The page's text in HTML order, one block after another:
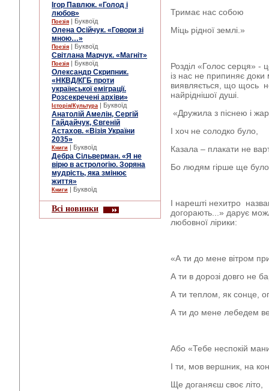
Ігор Павлюк. «Голод і
любов»
Поезія | Буквоїд
Олена Осійчук. «Говори зі
мною…»
Поезія | Буквоїд
Світлана Марчук. «Магніт»
Поезія | Буквоїд
Олександр Скрипник.
«НКВД/КГБ проти
української еміграції.
Розсекречені архіви»
Історія/Культура | Буквоїд
Анатолій Амелін, Сергій
Гайдайчук, Євгеній
Астахов. «Візія України
2035»
Книги | Буквоїд
Дебра Сільверман. «Я не
вірю в астрологію. Зоряна
мудрість, яка змінює
життя»
Книги | Буквоїд
Всі новинки
Тримає нас собою
Міць рідної землі.»
Розділ «Голос серця» -
із нас не припиняє
виявляється, що щось
найріднішої душі.
«Дружила з піснею і
І хоч не солодко було,
Казала – плакати не
Бо людям гірше ще
І нарешті нехитро
догорають...» дарує
любовної лірики:
«А ти до мене вітром
А ти в дорозі довго не
А ти теплом, як сонце,
А ти до мене лебедем
Або «Тебе неспокій
І ти, мов вершник, на
Ще доганяєш своє літо,